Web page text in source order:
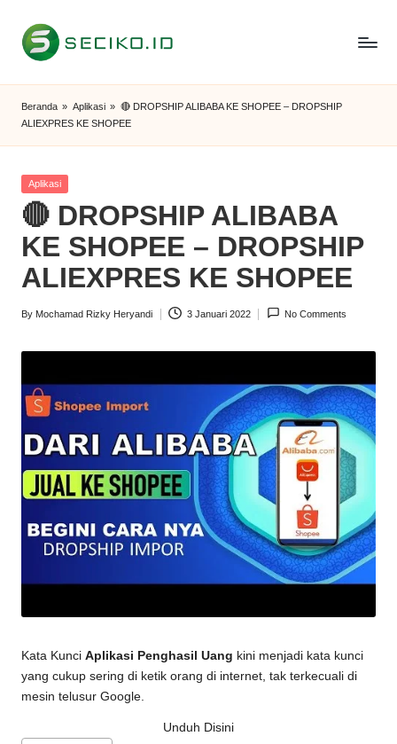
Skip
S
e
c
i
k
o
I
D
Beranda » Aplikasi » 🔴 DROPSHIP ALIBABA KE SHOPEE – DROPSHIP
ALIEXPRES KE SHOPEE
Posted
Aplikasi
🔴 DROPSHIP ALIBABA
KE SHOPEE – DROPSHIP
ALIEXPRES KE SHOPEE
Posted
By Mochamad Rizky Heryandi 3 Januari 2022 No Comments
Kata Kunci Aplikasi Penghasil Uang kini menjadi kata kunci
yang cukup sering di ketik orang di internet, tak terkecuali di
mesin telusur Google.
Unduh Disini